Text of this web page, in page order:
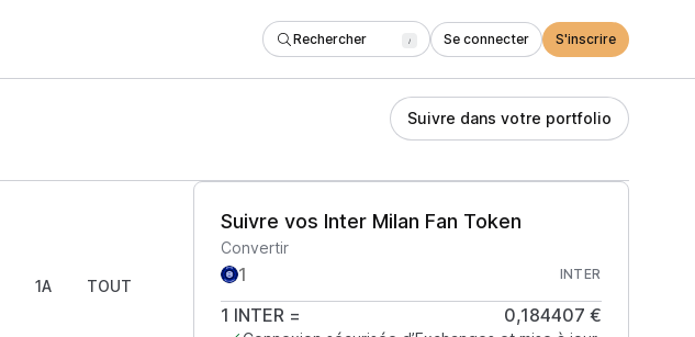
Rechercher / Se connecter S'inscrire
Suivre dans votre portfolio
1A TOUT
Suivre vos Inter Milan Fan Token
Convertir
INTER
1 INTER= 0,184407 €